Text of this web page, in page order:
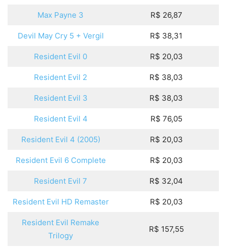
Max Payne 3 R$ 26,87
Devil May Cry 5 + Vergil R$ 38,31
Resident Evil 0 R$ 20,03
Resident Evil 2 R$ 38,03
Resident Evil 3 R$ 38,03
Resident Evil 4 R$ 76,05
Resident Evil 4 (2005) R$ 20,03
Resident Evil 6 Complete R$ 20,03
Resident Evil 7 R$ 32,04
Resident Evil HD Remaster R$ 20,03
Resident Evil Remake
Trilogy
R$ 157,55